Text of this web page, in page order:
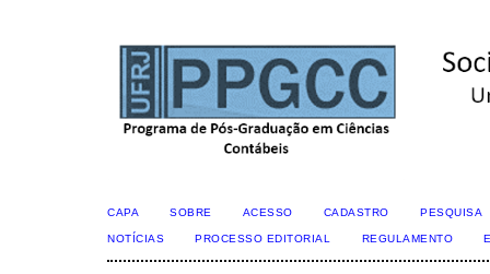
CAPA SOBRE ACESSO CADASTRO PESQUISA
NOTÍCIAS PROCESSO EDITORIAL REGULAMENTO